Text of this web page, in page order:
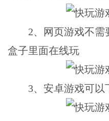
2、网页游戏不需
盒子里面在线玩
3、安卓游戏可以